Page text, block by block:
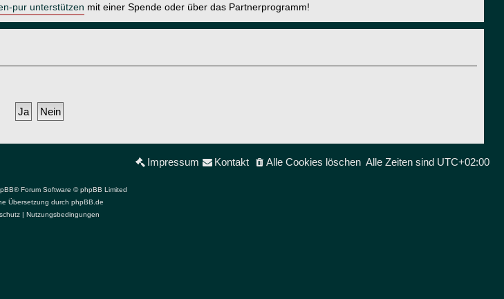
pur unterstützen mit einer Spende oder über das Partnerprogramm!
Alle Zeiten sind UTC+02:00
Alle Cookies löschen
Impressum Kontakt
® Forum Software © phpBB Limited
Übersetzung durch phpBB.de
| Nutzungsbedingungen